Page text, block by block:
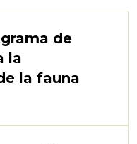
de
la
la fauna